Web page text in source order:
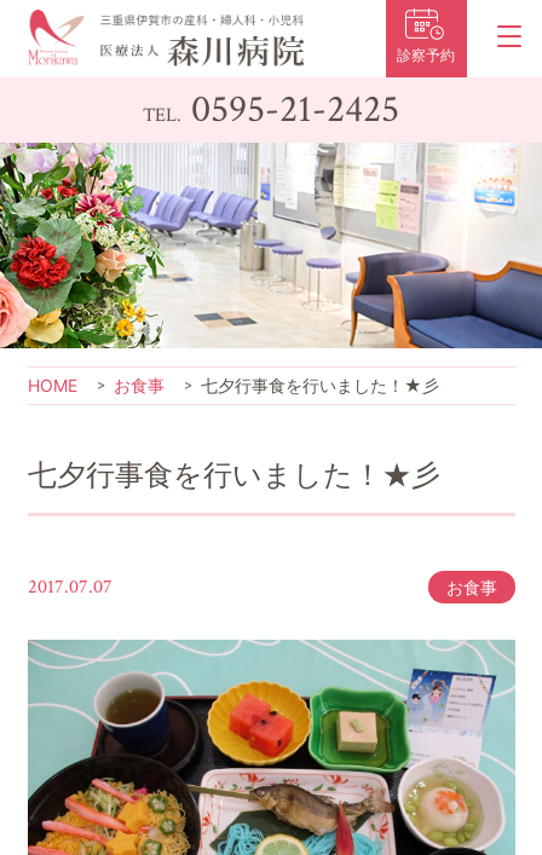
診察予約
TEL. 0595-21-2425
HOME お食事 七夕行事食を行いました！★彡
七夕行事食を行いました！★彡
2017.07.07 お食事